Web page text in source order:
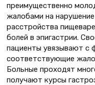
преимущественно
жалобами на
расстройства
болей в эпигастрии.
пациенты увязывают с
соответствующие
Больные проходят
получают курсы